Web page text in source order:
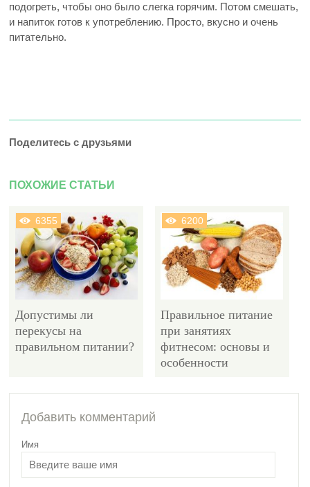
подогреть, чтобы оно было слегка горячим. Потом смешать,
и напиток готов к употреблению. Просто, вкусно и очень
питательно.
Поделитесь с друзьями
ПОХОЖИЕ СТАТЬИ
6355
Допустимы ли
перекусы на
правильном питании?
6200
Правильное питание
при занятиях
фитнесом: основы и
особенности
Добавить комментарий
Имя